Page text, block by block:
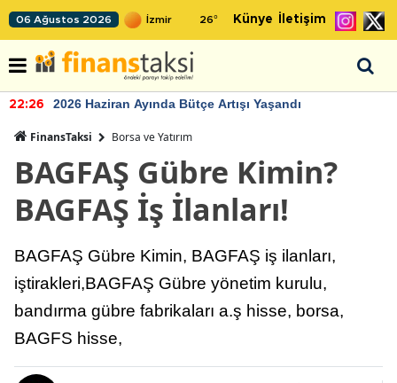
06 Ağustos 2026 26° Künye İletişim
22:26 2026 Haziran Ayında Bütçe Artışı Yaşandı
FinansTaksi Borsa ve Yatırım
BAGFAŞ Gübre Kimin?
BAGFAŞ İş İlanları!
BAGFAŞ Gübre Kimin, BAGFAŞ iş ilanları,
iştirakleri,BAGFAŞ Gübre yönetim kurulu,
bandırma gübre fabrikaları a.ş hisse, borsa,
BAGFS hisse,